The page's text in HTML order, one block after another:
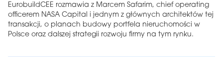
EurobuildCEE rozmawia z Marcem Safarim, chief operating
officerem NASA Capital i jednym z głównych architektów tej
transakcji, o planach budowy portfela nieruchomości w
Polsce oraz dalszej strategii rozwoju firmy na tym rynku.